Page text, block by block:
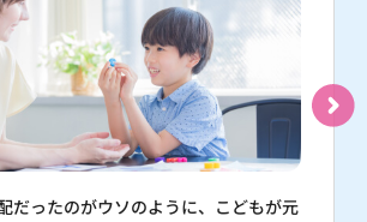
だったのがウソのように、こどもが元